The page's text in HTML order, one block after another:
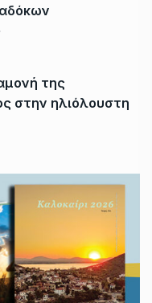
της
στην ηλιόλουστη